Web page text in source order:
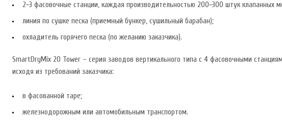
2−3 фасовочные станции, каждая производительностью 200−300 штук клапанных
линия по сушке песка (приемный бункер, сушильный барабан);
охладитель горячего песка (по желанию заказчика).
SmartDryMix 20 Tower – серия заводов вертикального типа с 4 фасовочными
исходя из требований заказчика:
в фасованной таре;
железнодорожным или автомобильным транспортом.